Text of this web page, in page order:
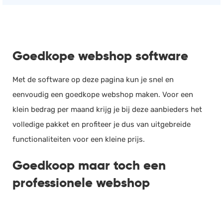
Goedkope webshop software
Met de software op deze pagina kun je snel en
eenvoudig een goedkope webshop maken. Voor een
klein bedrag per maand krijg je bij deze aanbieders het
volledige pakket en profiteer je dus van uitgebreide
functionaliteiten voor een kleine prijs.
Goedkoop maar toch een
professionele webshop